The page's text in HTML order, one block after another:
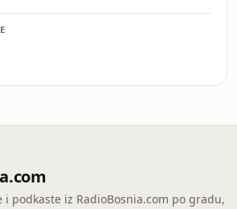
podkaste iz RadioBosnia.com po gradu,